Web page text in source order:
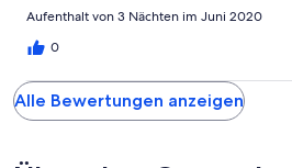
Aufenthalt von 3 Nächten im Juni 2020
0
Alle Bewertungen anzeigen